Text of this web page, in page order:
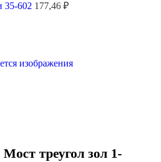
35-602 177,46 ₽
треугол зол 1-